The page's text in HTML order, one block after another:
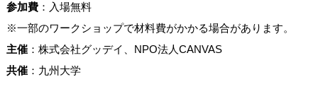
参加費：入場無料
※一部のワークショップで材料費がかかる場合があります。
主催：株式会社グッデイ、NPO法人CANVAS
共催：九州大学